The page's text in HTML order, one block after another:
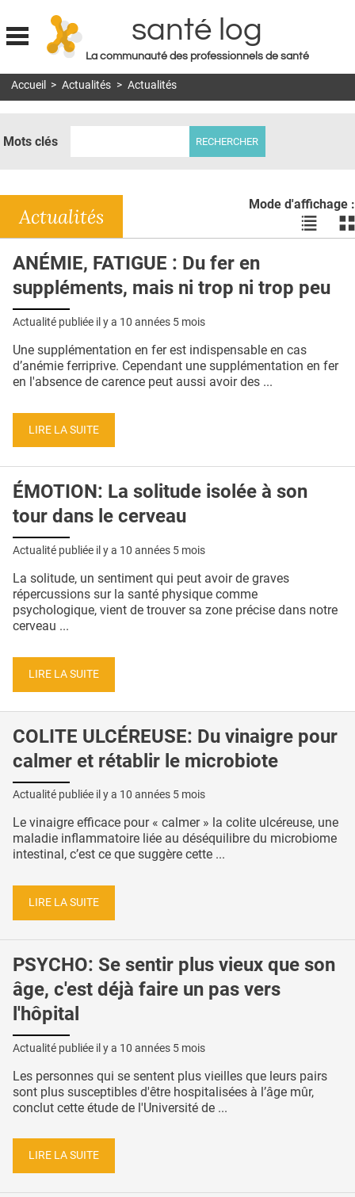
Jump to navigation
santé log
La communauté des professionnels de santé
MON COMPTE
DOSSIERS
RÉSEAUX
E-REVUE SAD
THÉMA
QUI SOMMES-NOUS ?
CONDITIONS GÉNÉRALES
CRÉDITS
Accueil > Actualités > Actualités
Mots clés
Mode d'affichage :
Voir
les
liste
les
Actualités
ANÉMIE, FATIGUE : Du fer en
suppléments, mais ni trop ni trop peu
Actualité publiée il y a 10 années 5 mois
Une supplémentation en fer est indispensable en cas
d’anémie ferriprive. Cependant une supplémentation en fer
en l'absence de carence peut aussi avoir des ...
LIRE LA SUITE
ÉMOTION: La solitude isolée à son
tour dans le cerveau
Actualité publiée il y a 10 années 5 mois
La solitude, un sentiment qui peut avoir de graves
répercussions sur la santé physique comme
psychologique, vient de trouver sa zone précise dans notre
cerveau ...
LIRE LA SUITE
COLITE ULCÉREUSE: Du vinaigre pour
calmer et rétablir le microbiote
Actualité publiée il y a 10 années 5 mois
Le vinaigre efficace pour « calmer » la colite ulcéreuse, une
maladie inflammatoire liée au déséquilibre du microbiome
intestinal, c’est ce que suggère cette ...
LIRE LA SUITE
PSYCHO: Se sentir plus vieux que son
âge, c'est déjà faire un pas vers
l'hôpital
Actualité publiée il y a 10 années 5 mois
Les personnes qui se sentent plus vieilles que leurs pairs
sont plus susceptibles d'être hospitalisées à l’âge mûr,
conclut cette étude de l'Université de ...
LIRE LA SUITE